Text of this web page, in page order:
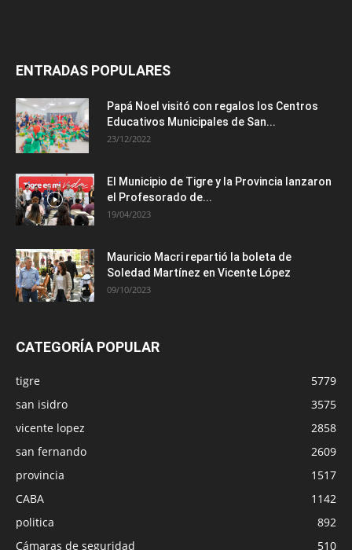
ENTRADAS POPULARES
Papá Noel visitó con regalos los Centros
Educativos Municipales de San...
23/12/2022
El Municipio de Tigre y la Provincia lanzaron
el Profesorado de...
19/04/2023
Mauricio Macri repartió la boleta de
Soledad Martínez en Vicente López
09/10/2023
CATEGORÍA POPULAR
tigre
5779
san isidro
3575
vicente lopez
2858
san fernando
2609
provincia
1517
CABA
1142
politica
892
Cámaras de seguridad
510